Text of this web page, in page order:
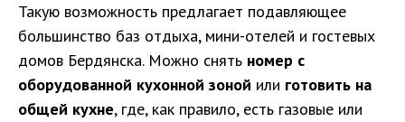
Такую возможность предлагает подавляющее
большинство баз отдыха, мини-отелей и гостевых
домов Бердянска. Можно снять номер с
оборудованной кухонной зоной или готовить на
общей кухне, где, как правило, есть газовые или